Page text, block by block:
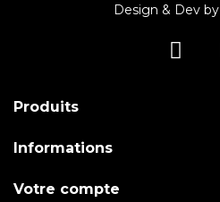
Design & Dev by
Produits
Informations
Votre compte